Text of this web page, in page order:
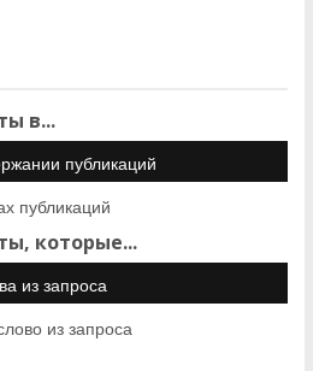
в...
публикаций
публикаций
которые...
из запроса
из запроса